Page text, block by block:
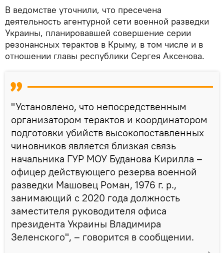
В ведомстве уточнили, что пресечена
деятельность агентурной сети военной разведки
Украины, планировавшей совершение серии
резонансных терактов в Крыму, в том числе и в
отношении главы республики Сергея Аксенова.
"Установлено, что непосредственным
организатором терактов и координатором
подготовки убийств высокопоставленных
чиновников является близкая связь
начальника ГУР МОУ Буданова Кирилла –
офицер действующего резерва военной
разведки Машовец Роман, 1976 г. р.,
занимающий с 2020 года должность
заместителя руководителя офиса
президента Украины Владимира
Зеленского", – говорится в сообщении.